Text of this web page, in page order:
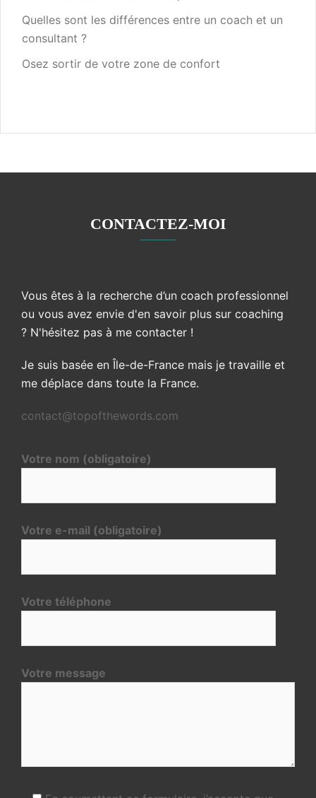
Quelles sont les différences entre un coach et un
consultant ?
Osez sortir de votre zone de confort
CONTACTEZ-MOI
Vous êtes à la recherche d’un coach professionnel
ou vous avez envie d'en savoir plus sur coaching
? N'hésitez pas à me contacter !
Je suis basée en Île-de-France mais je travaille et
me déplace dans toute la France.
contact@topofthewords.com
Votre nom (obligatoire)
Votre e-mail (obligatoire)
Votre téléphone
Votre message